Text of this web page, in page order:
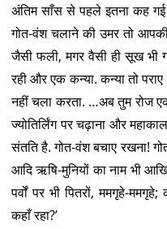
अंतिम साँस से पहले इतना कह गई
गोत-वंश चलाने की उमर तो
जैसी फली, मगर वैसी ही सूख भी
रही और एक कन्या. कन्या तो
नहीं चला करता. …अब तुम रोज
ज्योतिर्लिंग पर चढ़ाना और
संतति है. गोत-वंश बचाए रखना!
आदि ऋषि-मुनियों का नाम भी
पर्वों पर भी पितरों, ममगृहे-
कहाँ रहा?’